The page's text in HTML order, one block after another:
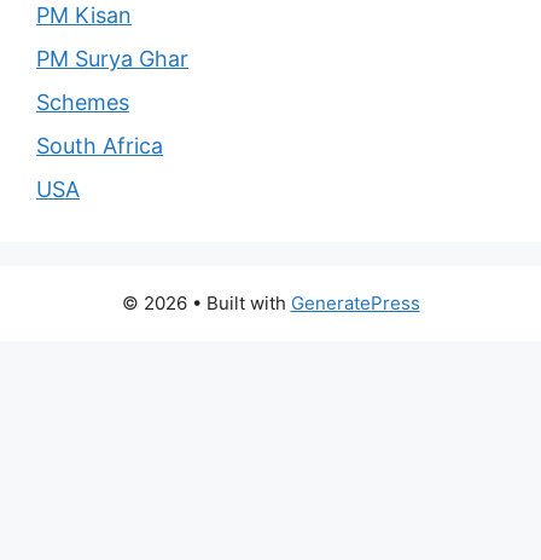
PM Kisan
PM Surya Ghar
Schemes
South Africa
USA
© 2026 • Built with GeneratePress